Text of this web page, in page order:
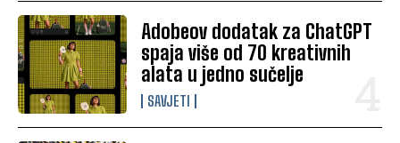
Adobeov dodatak za ChatGPT
spaja više od 70 kreativnih
alata u jedno sučelje
SAVJETI